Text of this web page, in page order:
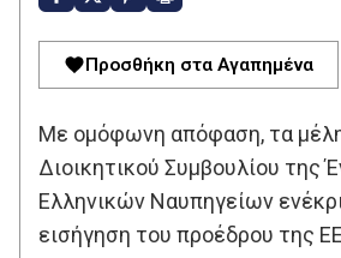
Προσθήκη στα Αγαπημένα
Με ομόφωνη απόφαση, τα
Διοικητικού Συμβουλίου της
Ελληνικών Ναυπηγείων
εισήγηση του προέδρου της